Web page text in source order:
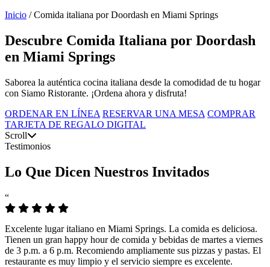
Inicio / Comida italiana por Doordash en Miami Springs
Descubre Comida Italiana por Doordash
en Miami Springs
Saborea la auténtica cocina italiana desde la comodidad de tu hogar
con Siamo Ristorante. ¡Ordena ahora y disfruta!
ORDENAR EN LÍNEA RESERVAR UNA MESA COMPRAR
TARJETA DE REGALO DIGITAL
Scroll
Testimonios
Lo Que Dicen Nuestros Invitados
“
Excelente lugar italiano en Miami Springs. La comida es deliciosa.
Tienen un gran happy hour de comida y bebidas de martes a viernes
de 3 p.m. a 6 p.m. Recomiendo ampliamente sus pizzas y pastas. El
restaurante es muy limpio y el servicio siempre es excelente.